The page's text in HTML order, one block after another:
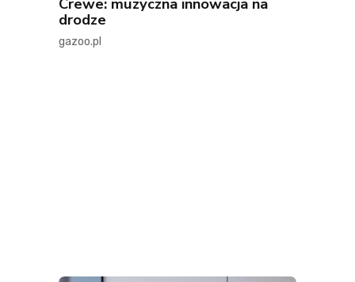
drodze
gazoo.pl